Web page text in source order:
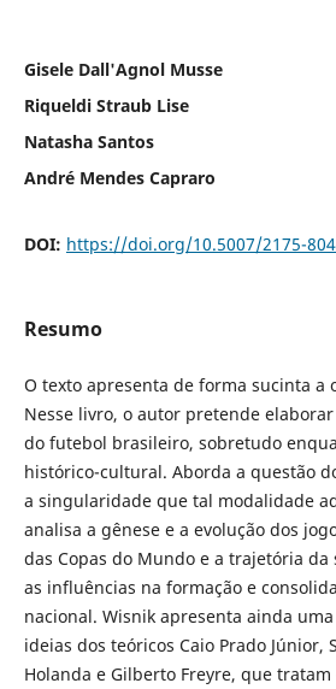
Gisele Dall'Agnol Musse
Riqueldi Straub Lise
Natasha Santos
André Mendes Capraro
DOI: https://doi.org/10.5007/2175-
Resumo
O texto apresenta de forma sucinta a
Nesse livro, o autor pretende
do futebol brasileiro, sobretudo
histórico-cultural. Aborda a questão
a singularidade que tal modalidade
analisa a gênese e a evolução dos
das Copas do Mundo e a trajetória da
as influências na formação e
nacional. Wisnik apresenta ainda
ideias dos teóricos Caio Prado Júnior,
Holanda e Gilberto Freyre, que tratam